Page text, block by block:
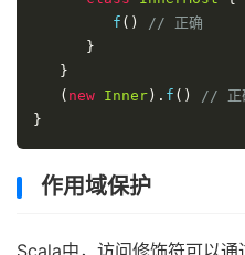
         f
()
// 正确
}
}
( new Inner ). f ()
// 正
}
作用域保护
Scala中，访问修饰符可以